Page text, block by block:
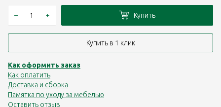
– + Купить
Купить в 1 клик
Как оформить заказ
Как оплатить
Доставка и сборка
Памятка по уходу за мебелью
Оставить отзыв